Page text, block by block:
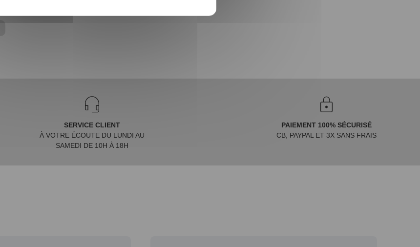
SERVICE CLIENT
À VOTRE ÉCOUTE DU LUNDI AU
SAMEDI DE 10H À 18H
PAIEMENT 100% SÉCURISÉ
CB, PAYPAL ET 3X SANS FRAIS